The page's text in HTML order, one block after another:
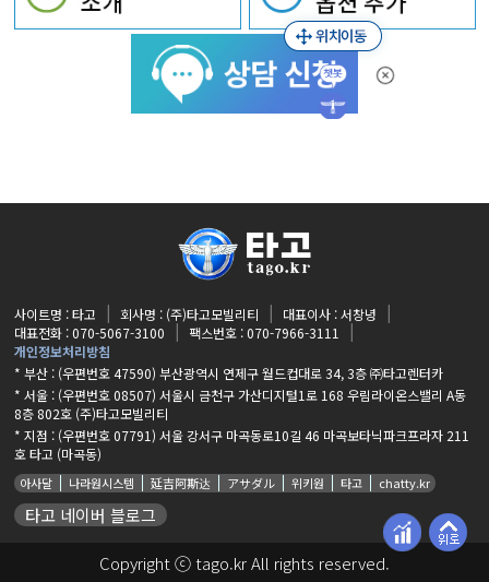
사이트명 : 타고 회사명 : (주)타고모빌리티
대표이사 : 서창녕
대표전화 : 070-5067-3100
팩스번호 : 070-7966-3111
개인정보처리방침
* 부산 : (우편번호 47590) 부산광역시 연제구 월드컵대로 34, 3층 ㈜타고렌터카
* 서울 : (우편번호 08507) 서울시 금천구 가산디지털1로 168 우림라이온스밸리 A동
8층 802호 (주)타고모빌리티
* 지점 : (우편번호 07791) 서울 강서구 마곡동로10길 46 마곡보타닉파크프라자 211
호 타고 (마곡동)
아사달 나라원시스템 延吉阿斯达 アサダル 위키원 타고 chatty.kr
타고 네이버 블로그
Copyright ⓒ tago.kr All rights reserved.